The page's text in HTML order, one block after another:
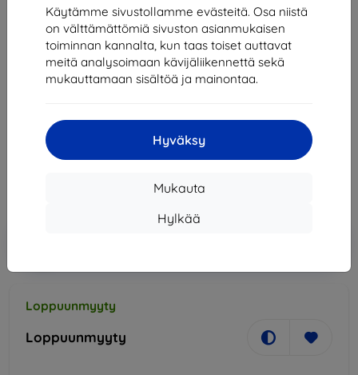
Käytämme sivustollamme evästeitä. Osa niistä
on välttämättömiä sivuston asianmukaisen
toiminnan kannalta, kun taas toiset auttavat
meitä analysoimaan kävijäliikennettä sekä
mukauttamaan sisältöä ja mainontaa.
Hyväksy
Mukauta
Hylkää
Baseus Case + Power Bank 2500mAh for iPhone 6
and 6S (6953156260948)
28,90 €
26,02 €
Loppuunmyyty
Loppuunmyyty